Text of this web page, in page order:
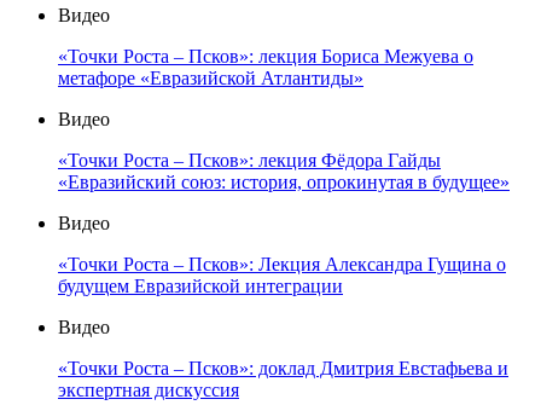
Видео
«Точки Роста – Псков»: лекция Бориса Межуева о
метафоре «Евразийской Атлантиды»
Видео
«Точки Роста – Псков»: лекция Фёдора Гайды
«Евразийский союз: история, опрокинутая в будущее»
Видео
«Точки Роста – Псков»: Лекция Александра Гущина о
будущем Евразийской интеграции
Видео
«Точки Роста – Псков»: доклад Дмитрия Евстафьева и
экспертная дискуссия